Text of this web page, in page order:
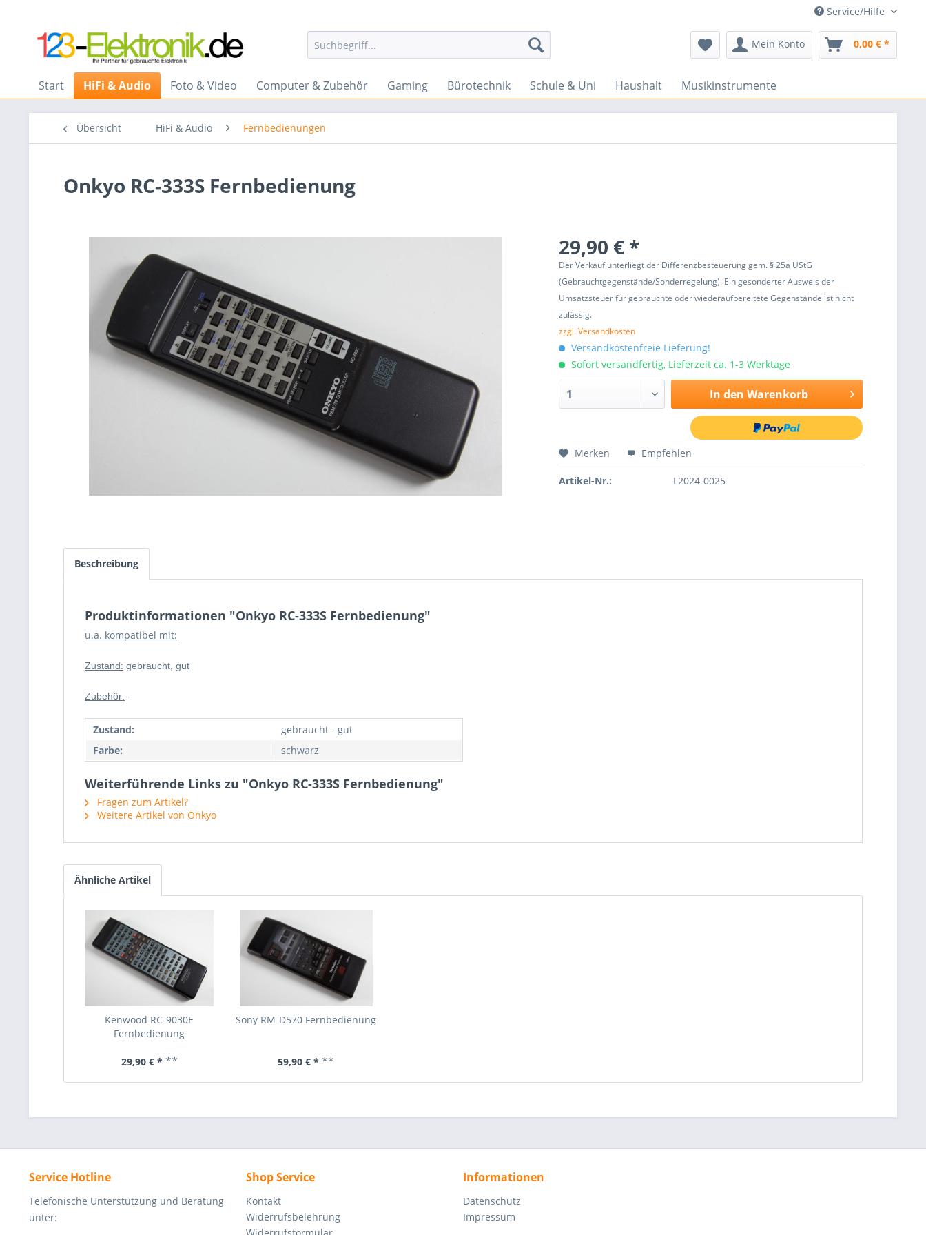
Service/Hilfe
Mein Konto 0,00 € *
Start HiFi & Audio Foto & Video Computer & Zubehör Gaming Bürotechnik Schule & Uni Haushalt Musikinstrumente
Übersicht HiFi & Audio Fernbedienungen
Onkyo RC-333S Fernbedienung
29,90 € *
Der Verkauf unterliegt der Differenzbesteuerung gem. § 25a UStG
(Gebrauchtgegenstände/Sonderregelung). Ein gesonderter Ausweis der
Umsatzsteuer für gebrauchte oder wiederaufbereitete Gegenstände ist nicht
zulässig.
zzgl. Versandkosten
Versandkostenfreie Lieferung!
Sofort versandfertig, Lieferzeit ca. 1-3 Werktage
In den Warenkorb
Merken Empfehlen
Artikel-Nr.: L2024-0025
Beschreibung
Produktinformationen "Onkyo RC-333S Fernbedienung"
u.a. kompatibel mit:
Zustand: gebraucht, gut
Zubehör: -
Zustand:
gebraucht - gut
Farbe:
schwarz
Weiterführende Links zu "Onkyo RC-333S Fernbedienung"
Fragen zum Artikel?
Weitere Artikel von Onkyo
Ähnliche Artikel
Kenwood RC-9030E
Fernbedienung
29,90 € * **
Sony RM-D570 Fernbedienung
59,90 € * **
Service Hotline
Telefonische Unterstützung und Beratung
unter:
Shop Service
Kontakt
Widerrufsbelehrung
Informationen
Datenschutz
Impressum